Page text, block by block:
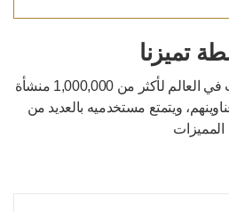
تميزنا
ذا جيت ون أفضل دليل بيانات في العالم لأكثر من 1,000,000 منشأة
ويتمتع مستخدميه بالعديد من
المميزات